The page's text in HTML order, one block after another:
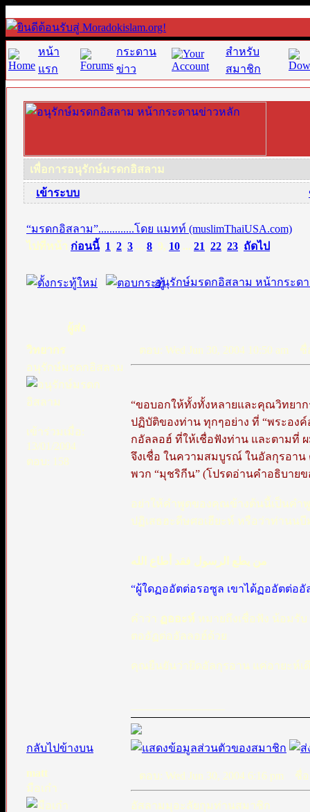
หน้า
แรก
กระดาน
ข่าว
สำหรับ
สมาชิก
เพื่อการอนุรักษ์มรดกอิสลาม
· เข้าระบบ
“มรดกอิสลาม”.............โดย แมทท์ (muslimThaiUSA.com)
ไปที่หน้า ก่อนนี้ 1, 2, 3 ... 8, 9, 10 ... 21, 22, 23 ถัดไป
อนุรักษ์มรดกอิสลาม หน้ากระด
ผู้ส่ง
วิทยากร
อนุรักษ์มรดกอิสลาม
เข้าร่วมเมื่อ:
13/01/2004
ตอบ: 158
ตอบ: Wed Jun 30, 2004 10:50 am ชื่
“ขอบอกให้ทั้งทั้งหลายและคุณวิทยาก
ปฏิบัติของท่าน ทุกๆอย่าง ที่ “พระองค์
กอัลลอฮ์ ที่ให้เชื่อฟังท่าน และตามที่
จึงเชื่อ ในความสมบูรณ์ ในอัลกุรอาน
พวก “มุชริกีน” (โปรดอ่านคำอธิบายข
อย่าให้คำพูดของคุณข้างต้นนี้เป็นคำ
ปฏิเสธฮะดีษศอเฮียะห์ หรือว่าท่านน
من يطع الرسول فقد أطاع الله
“ผู้ใดฏออัตต่อรอซูล เขาได้ฏออัตต่ออั
คำว่า ฏออะห์ หมายถึงเชื่อฟัง น้อมรั
ตออัฏต่ออัลลอฮ์ด้วย
คุณยืนยันว่ายึดอัลกุรอาน แค่อายะห์เ
กลับไปข้างบน
matt
มือเก๋า
ตอบ: Wed Jun 30, 2004 6:16 pm ชื่อ
อัสลามมุอะลัยกุมท่านสมาชิก